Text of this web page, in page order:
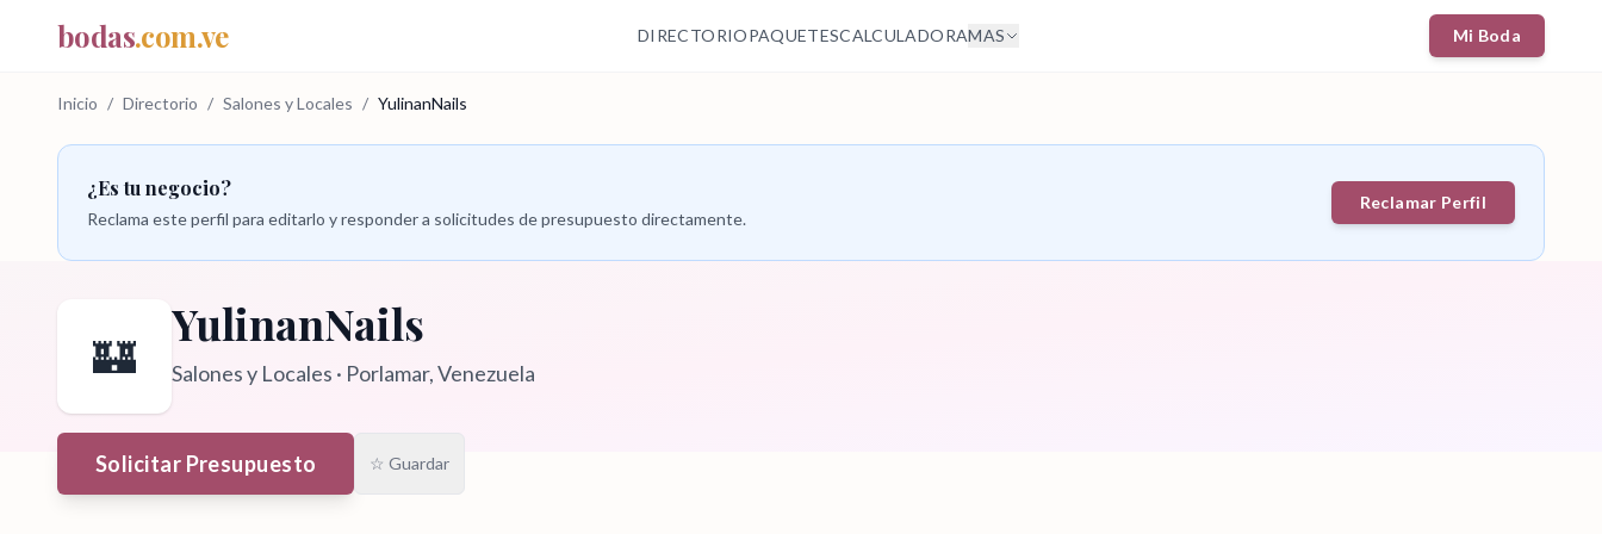
bodas.com.ve DIRECTORIOPAQUETESCALCULADORAMAS Mi Boda
Inicio / Directorio / Salones y Locales / YulinanNails
¿Es tu negocio?
Reclama este perfil para editarlo y responder a solicitudes de presupuesto directamente.
Reclamar Perfil
🏰
YulinanNails
Salones y Locales · Porlamar, Venezuela
Solicitar Presupuesto ☆ Guardar